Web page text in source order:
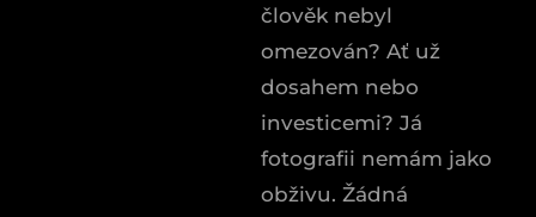
člověk nebyl
omezován? Ať už
dosahem nebo
investicemi? Já
fotografii nemám jako
obživu. Žádná